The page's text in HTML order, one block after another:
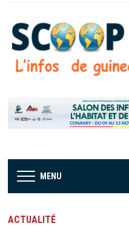
MENU
ACTUALITÉ